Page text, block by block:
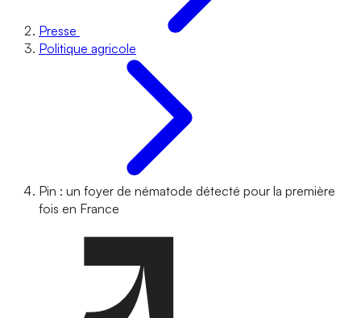
Presse
Politique agricole
Pin : un foyer de nématode détecté pour la première
fois en France